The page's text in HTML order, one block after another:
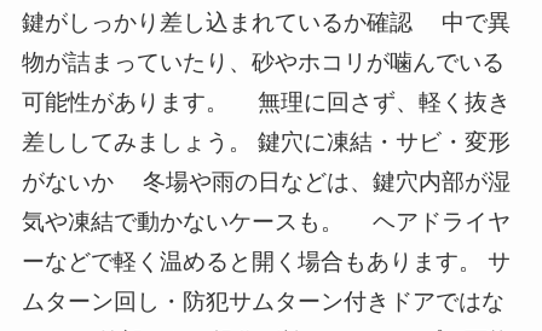
鍵がしっかり差し込まれているか確認 中で異
物が詰まっていたり、砂やホコリが噛んでいる
可能性があります。 無理に回さず、軽く抜き
差ししてみましょう。 鍵穴に凍結・サビ・変形
がないか 冬場や雨の日などは、鍵穴内部が湿
気や凍結で動かないケースも。 ヘアドライヤ
ーなどで軽く温めると開く場合もあります。 サ
ムターン回し・防犯サムターン付きドアではな